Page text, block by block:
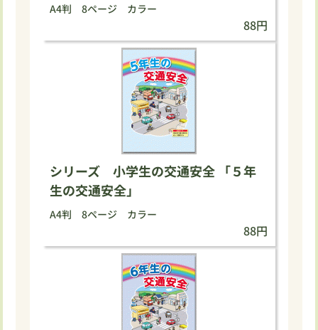
A4判 8ページ カラー
88円
シリーズ 小学生の交通安全 「５年
生の交通安全」
A4判 8ページ カラー
88円